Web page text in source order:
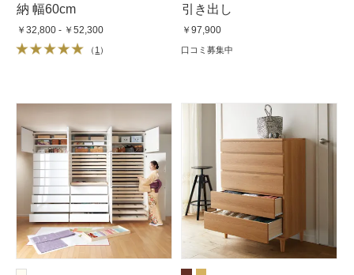
納 幅60cm
￥32,800 - ￥52,300
（ 1 ）
引き出し
￥97,900
口コミ募集中